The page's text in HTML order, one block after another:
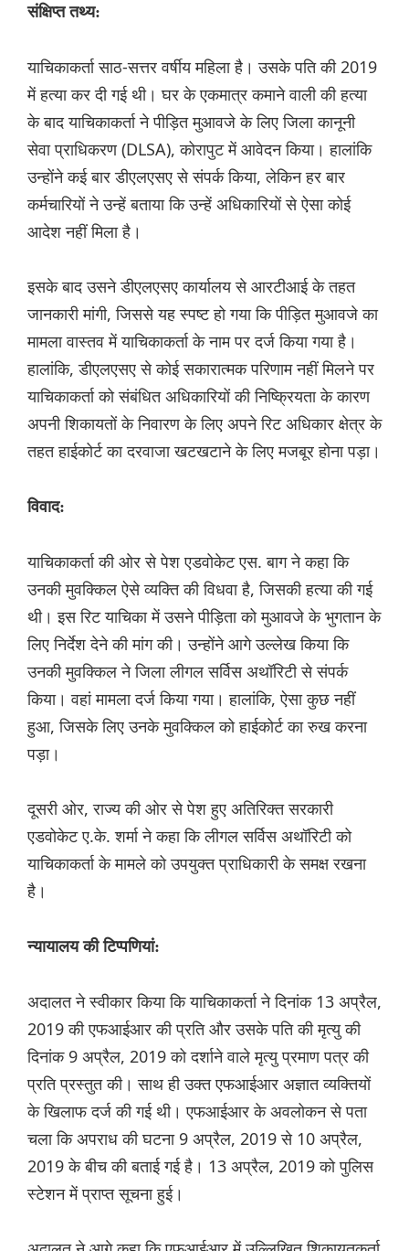
संक्षिप्त तथ्य:
याचिकाकर्ता साठ-सत्तर वर्षीय महिला है। उसके पति की 2019
में हत्या कर दी गई थी। घर के एकमात्र कमाने वाली की हत्या
के बाद याचिकाकर्ता ने पीड़ित मुआवजे के लिए जिला कानूनी
सेवा प्राधिकरण (DLSA), कोरापुट में आवेदन किया। हालांकि
उन्होंने कई बार डीएलएसए से संपर्क किया, लेकिन हर बार
कर्मचारियों ने उन्हें बताया कि उन्हें अधिकारियों से ऐसा कोई
आदेश नहीं मिला है।
इसके बाद उसने डीएलएसए कार्यालय से आरटीआई के तहत
जानकारी मांगी, जिससे यह स्पष्ट हो गया कि पीड़ित मुआवजे का
मामला वास्तव में याचिकाकर्ता के नाम पर दर्ज किया गया है।
हालांकि, डीएलएसए से कोई सकारात्मक परिणाम नहीं मिलने पर
याचिकाकर्ता को संबंधित अधिकारियों की निष्क्रियता के कारण
अपनी शिकायतों के निवारण के लिए अपने रिट अधिकार क्षेत्र के
तहत हाईकोर्ट का दरवाजा खटखटाने के लिए मजबूर होना पड़ा।
विवाद:
याचिकाकर्ता की ओर से पेश एडवोकेट एस. बाग ने कहा कि
उनकी मुवक्किल ऐसे व्यक्ति की विधवा है, जिसकी हत्या की गई
थी। इस रिट याचिका में उसने पीड़िता को मुआवजे के भुगतान के
लिए निर्देश देने की मांग की। उन्होंने आगे उल्लेख किया कि
उनकी मुवक्किल ने जिला लीगल सर्विस अथॉरिटी से संपर्क
किया। वहां मामला दर्ज किया गया। हालांकि, ऐसा कुछ नहीं
हुआ, जिसके लिए उनके मुवक्किल को हाईकोर्ट का रुख करना
पड़ा।
दूसरी ओर, राज्य की ओर से पेश हुए अतिरिक्त सरकारी
एडवोकेट ए.के. शर्मा ने कहा कि लीगल सर्विस अथॉरिटी को
याचिकाकर्ता के मामले को उपयुक्त प्राधिकारी के समक्ष रखना
है।
न्यायालय की टिप्पणियां:
अदालत ने स्वीकार किया कि याचिकाकर्ता ने दिनांक 13 अप्रैल,
2019 की एफआईआर की प्रति और उसके पति की मृत्यु की
दिनांक 9 अप्रैल, 2019 को दर्शाने वाले मृत्यु प्रमाण पत्र की
प्रति प्रस्तुत की। साथ ही उक्त एफआईआर अज्ञात व्यक्तियों
के खिलाफ दर्ज की गई थी। एफआईआर के अवलोकन से पता
चला कि अपराध की घटना 9 अप्रैल, 2019 से 10 अप्रैल,
2019 के बीच की बताई गई है। 13 अप्रैल, 2019 को पुलिस
स्टेशन में प्राप्त सूचना हुई।